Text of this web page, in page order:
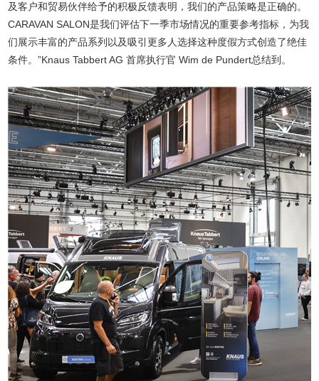
及客户和贸易伙伴给予的积极反馈表明，我们的产品策略是正确的。
CARAVAN SALON是我们评估下一季市场情况的重要参考指标，为我
们展示丰富的产品系列以及吸引更多人选择这种度假方式创造了绝佳
条件。”Knaus Tabbert AG 首席执行官 Wim de Pundert总结到。